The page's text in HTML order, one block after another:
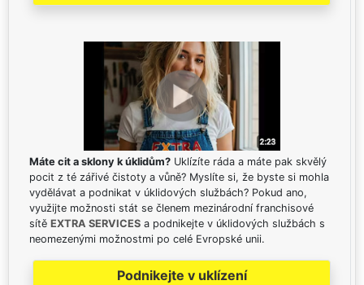
Máte cit a sklony k úklidům? Uklízíte ráda a máte pak skvělý
pocit z té zářivé čistoty a vůně? Myslíte si, že byste si mohla
vydělávat a podnikat v úklidových službách? Pokud ano,
využijte možnosti stát se členem mezinárodní franchisové
sítě EXTRA SERVICES a podnikejte v úklidových službách s
neomezenými možnostmi po celé Evropské unii.
Podnikejte v uklízení